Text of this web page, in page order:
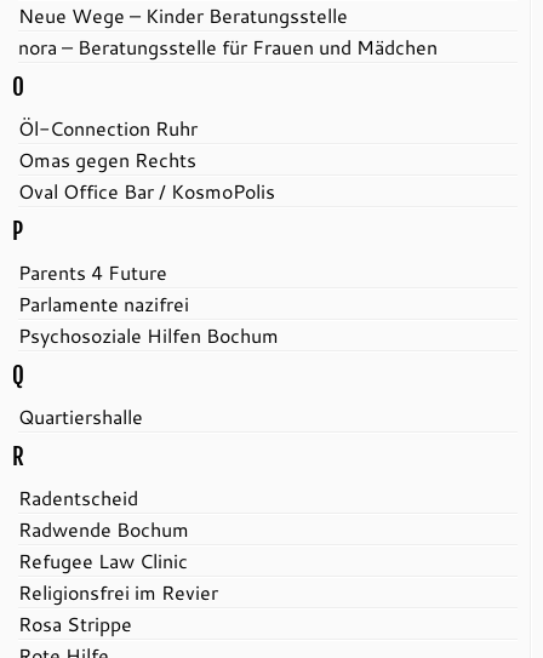
Neue Wege – Kinder Beratungsstelle
nora – Beratungsstelle für Frauen und Mädchen
O
Öl-Connection Ruhr
Omas gegen Rechts
Oval Office Bar / KosmoPolis
P
Parents 4 Future
Parlamente nazifrei
Psychosoziale Hilfen Bochum
Q
Quartiershalle
R
Radentscheid
Radwende Bochum
Refugee Law Clinic
Religionsfrei im Revier
Rosa Strippe